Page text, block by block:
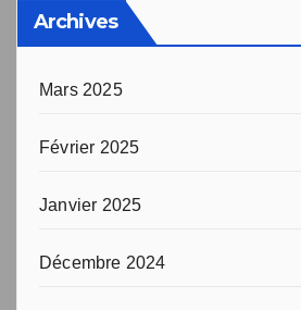
Archives
Mars 2025
Février 2025
Janvier 2025
Décembre 2024